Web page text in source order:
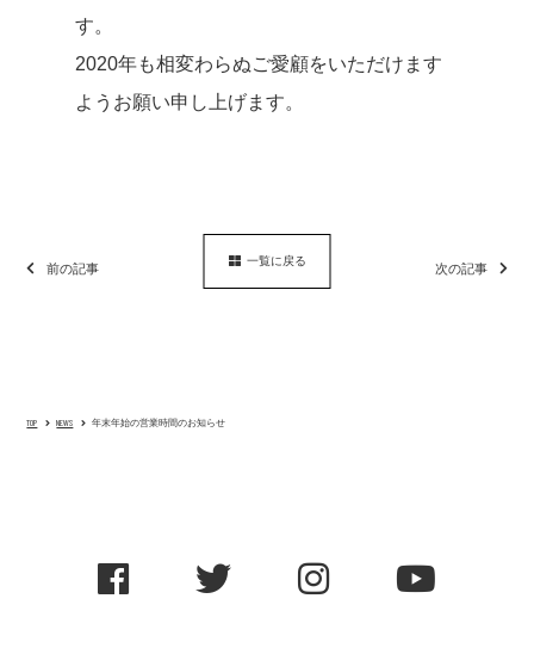
す。
2020年も相変わらぬご愛顧をいただけます
ようお願い申し上げます。
前の記事
一覧に戻る
次の記事
TOP NEWS 年末年始の営業時間のお知らせ